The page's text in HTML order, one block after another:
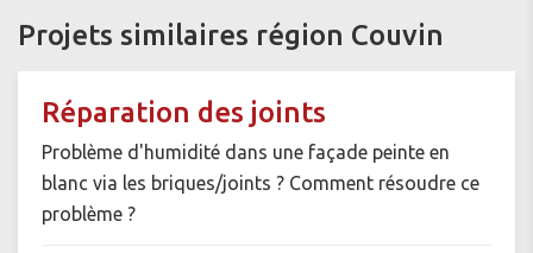
Projets similaires région Couvin
Réparation des joints
Problème d'humidité dans une façade peinte en
blanc via les briques/joints ? Comment résoudre ce
problème ?